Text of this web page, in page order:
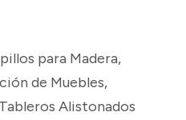
para Madera,
de Muebles,
Alistonados